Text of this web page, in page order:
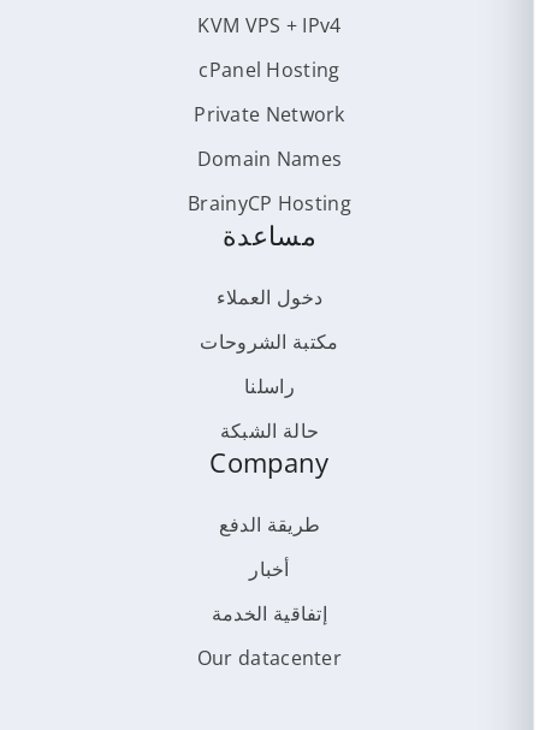
KVM VPS + IPv4
cPanel Hosting
Private Network
Domain Names
BrainyCP Hosting
مساعدة
دخول العملاء
مكتبة الشروحات
راسلنا
حالة الشبكة
Company
طريقة الدفع
أخبار
إتفاقية الخدمة
Our datacenter